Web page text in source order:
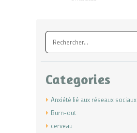
Rechercher :
Categories
Anxiété lié aux réseaux sociaux
Burn-out
cerveau